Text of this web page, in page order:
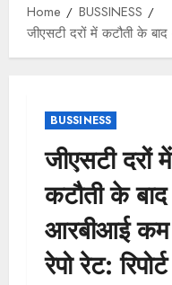
Home
BUSSINESS
जीएसटी दरों में कटौती के
BUSSINESS
जीएसटी दरों में
कटौती के बाद
आरबीआई कम
रेपो रेट: रिपोर्ट